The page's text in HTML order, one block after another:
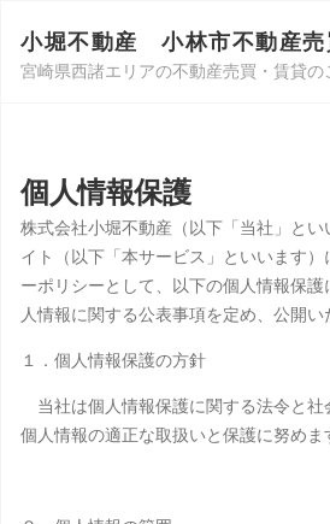
小堀不動産 小林市不動産売
宮崎県西諸エリアの不動産売買・賃貸の
個人情報保護
株式会社小堀不動産（以下「当社」と
イト（以下「本サービス」といいます
ーポリシーとして、以下の個人情報保
人情報に関する公表事項を定め、公開い
１．個人情報保護の方針
当社は個人情報保護に関する法令と社
個人情報の適正な取扱いと保護に努めま